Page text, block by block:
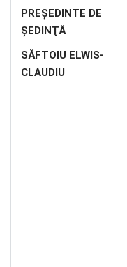
PREŞEDINTE DE
ŞEDINŢĂ
SĂFTOIU ELWIS-
CLAUDIU